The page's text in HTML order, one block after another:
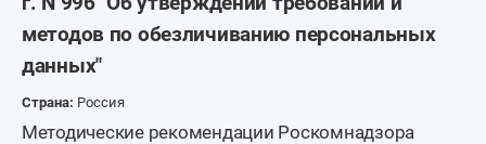
методов по обезличиванию персональных
данных"
Страна: Россия
Методические рекомендации Роскомнадзора